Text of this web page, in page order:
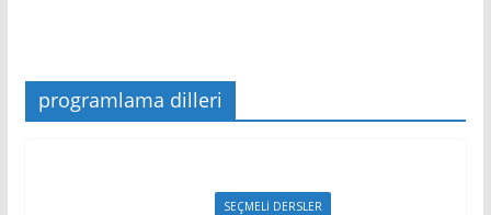
programlama dilleri
SEÇMELİ DERSLER